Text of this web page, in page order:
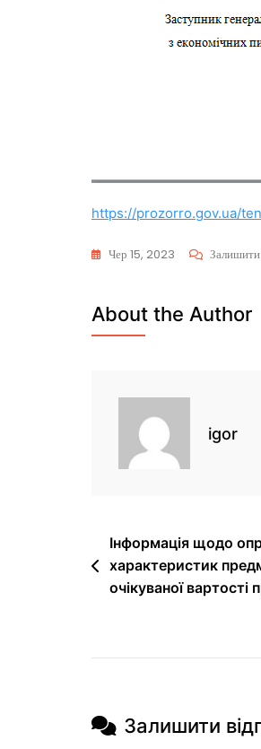
https://prozorro.gov.ua/
Чер 15, 2023
About the Author
igor
Інформація щодо
характеристик
очікуваної
Залишити